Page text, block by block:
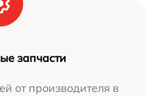
запчасти
от производителя в